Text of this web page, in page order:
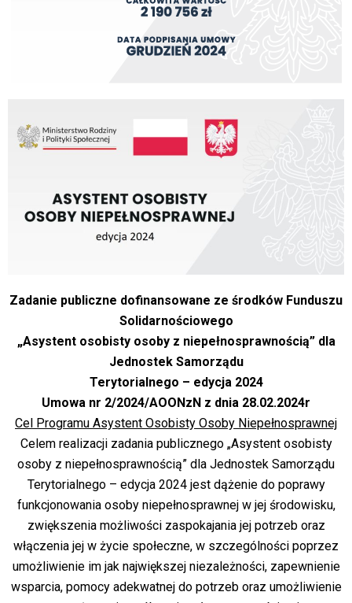
Zadanie publiczne dofinansowane ze środków Funduszu
Solidarnościowego
„Asystent osobisty osoby z niepełnosprawnością” dla
Jednostek Samorządu
Terytorialnego – edycja 2024
Umowa nr 2/2024/AOONzN z dnia 28.02.2024r
Cel Programu Asystent Osobisty Osoby Niepełnosprawnej
Celem realizacji zadania publicznego „Asystent osobisty
osoby z niepełnosprawnością” dla Jednostek Samorządu
Terytorialnego – edycja 2024 jest dążenie do poprawy
funkcjonowania osoby niepełnosprawnej w jej środowisku,
zwiększenia możliwości zaspokajania jej potrzeb oraz
włączenia jej w życie społeczne, w szczególności poprzez
umożliwienie im jak największej niezależności, zapewnienie
wsparcia, pomocy adekwatnej do potrzeb oraz umożliwienie